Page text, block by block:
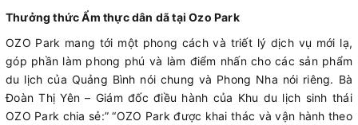
Thưởng thức Ẩm thực dân dã tại Ozo Park
OZO Park mang tới một phong cách và triết lý dịch vụ mới lạ,
góp phần làm phong phú và làm điểm nhấn cho các sản phẩm
du lịch của Quảng Bình nói chung và Phong Nha nói riêng. Bà
Đoàn Thị Yên – Giám đốc điều hành của Khu du lịch sinh thái
OZO Park chia sẻ:” “OZO Park được khai thác và vận hành theo